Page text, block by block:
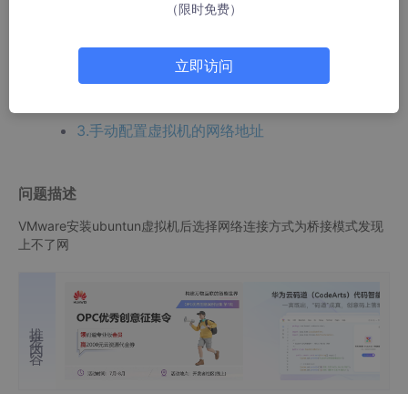
解决方法
1.设置桥接模式的网卡
3.手动配置虚拟机的网络地址
问题描述
VMware安装ubuntun虚拟机后选择网络连接方式为桥接模式发现
上不了网
推荐内容
（限时免费）
立即访问